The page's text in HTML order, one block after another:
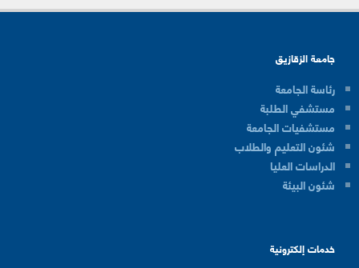
جامعة الزقازيق
رئاسة الجامعة
مستشفي الطلبة
مستشفيات الجامعة
شئون التعليم والطلاب
الدراسات العليا
شئون البيئة
خدمات إلكترونية